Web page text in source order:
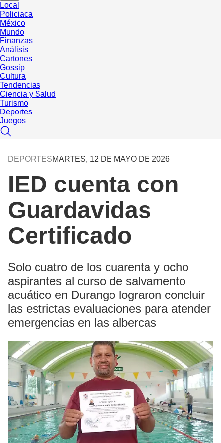
Local
Policiaca
México
Mundo
Finanzas
Análisis
Cartones
Gossip
Cultura
Tendencias
Ciencia y Salud
Turismo
Deportes
Juegos
DEPORTESMARTES, 12 DE MAYO DE 2026
IED cuenta con
Guardavidas
Certificado
Solo cuatro de los cuarenta y ocho
aspirantes al curso de salvamento
acuático en Durango lograron concluir
las estrictas evaluaciones para atender
emergencias en las albercas